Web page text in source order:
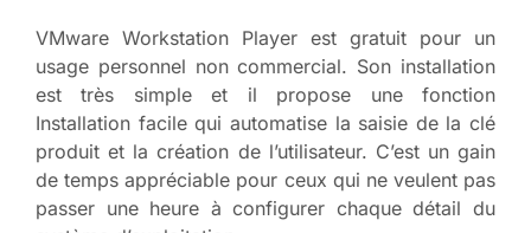
VMware Workstation Player est gratuit pour un
usage personnel non commercial. Son installation
est très simple et il propose une fonction
Installation facile qui automatise la saisie de la clé
produit et la création de l’utilisateur. C’est un gain
de temps appréciable pour ceux qui ne veulent pas
passer une heure à configurer chaque détail du